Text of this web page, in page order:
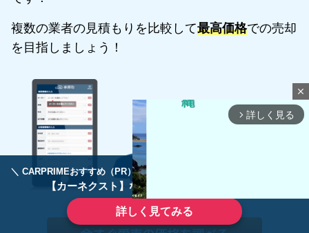
＼ CARPRIMEおすすめ（PR） ／
【カーネクスト】ならどんなクルマも高価買取
詳しく見てみる
複数の業者の見積もりを比較して最高価格での売却
を目指しましょう！
close
arrow_forward_ios 詳しく見る